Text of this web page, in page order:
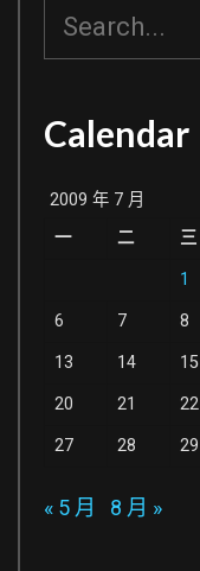
Calendar
2009 年 7 月
一
二 三
1
6 7 8
13 14 15
20 21 22
27 28 29
« 5 月 8 月 »